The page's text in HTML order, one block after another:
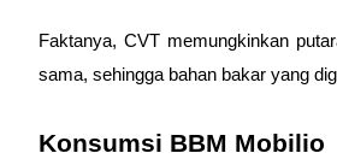
Faktanya, CVT memungkinkan
sama, sehingga bahan bakar yang
Konsumsi BBM Mobilio